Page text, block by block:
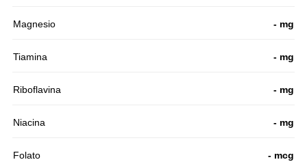
Magnesio - mg
Tiamina - mg
Riboflavina - mg
Niacina - mg
Folato - mcg